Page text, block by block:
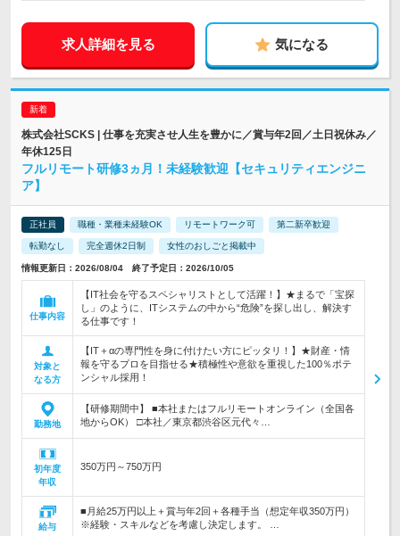
求人詳細を見る 気になる
株式会社SCKS | 仕事を充実させ人生を豊かに／賞与年2回／土日祝休み／
年休125日
フルリモート研修3ヵ月！未経験歓迎【セキュリティエンジニ
ア】
正社員 職種・業種未経験OK リモートワーク可 第二新卒歓迎
転勤なし 完全週休2日制 女性のおしごと掲載中
情報更新日：2026/08/04 終了予定日：2026/10/05
仕事内容
【IT社会を守るスペシャリストとして活躍！】★まるで「宝探
し」のように、ITシステムの中から“危険”を探し出し、解決す
る仕事です！
対象と
なる方
【IT＋αの専門性を身に付けたい方にピッタリ！】★財産・情
報を守るプロを目指せる★積極性や意欲を重視した100％ポテ
ンシャル採用！
勤務地
【研修期間中】 ■本社またはフルリモートオンライン（全国各
地からOK） □本社／東京都渋谷区元代々…
初年度
年収
350万円～750万円
給与
■月給25万円以上＋賞与年2回＋各種手当（想定年収350万円）
※経験・スキルなどを考慮し決定します。 …